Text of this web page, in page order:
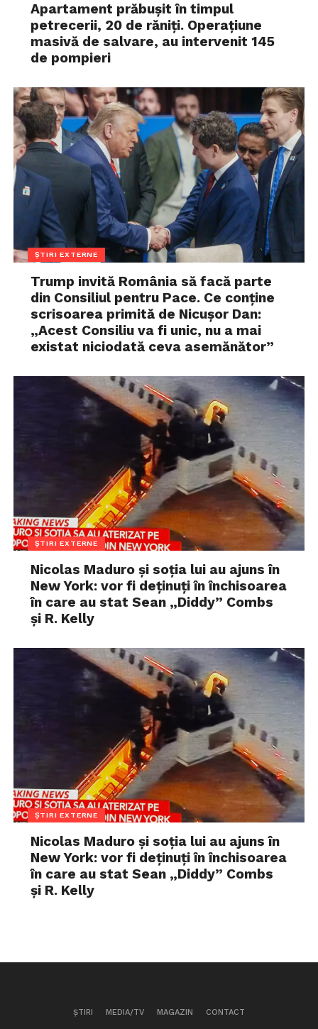
Apartament prăbușit în timpul
petrecerii, 20 de răniți. Operațiune
masivă de salvare, au intervenit 145
de pompieri
ȘTIRI EXTERNE
Trump invită România să facă parte
din Consiliul pentru Pace. Ce conține
scrisoarea primită de Nicușor Dan:
„Acest Consiliu va fi unic, nu a mai
existat niciodată ceva asemănător”
ȘTIRI EXTERNE
Nicolas Maduro și soția lui au ajuns în
New York: vor fi deținuți în închisoarea
în care au stat Sean „Diddy” Combs
și R. Kelly
ȘTIRI EXTERNE
Nicolas Maduro și soția lui au ajuns în
New York: vor fi deținuți în închisoarea
în care au stat Sean „Diddy” Combs
și R. Kelly
ȘTIRI MEDIA/TV MAGAZIN CONTACT